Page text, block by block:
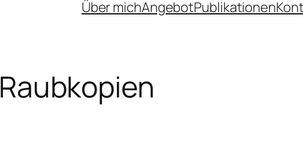
Über michAngebotPublikationen
Raubkopien